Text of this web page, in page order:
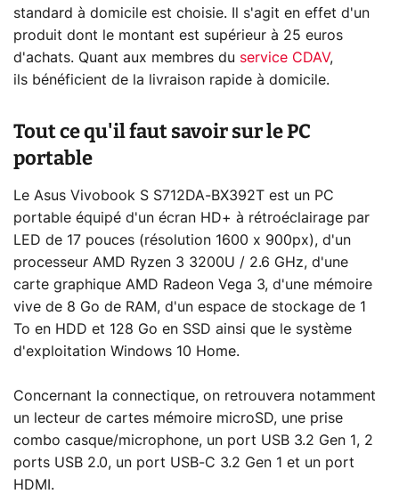
standard à domicile est choisie. Il s'agit en effet d'un
produit dont le montant est supérieur à 25 euros
d'achats. Quant aux membres du service CDAV,
ils bénéficient de la livraison rapide à domicile.
Tout ce qu'il faut savoir sur le PC
portable
Le Asus Vivobook S S712DA-BX392T est un PC
portable équipé d'un écran HD+ à rétroéclairage par
LED de 17 pouces (résolution 1600 x 900px), d'un
processeur AMD Ryzen 3 3200U / 2.6 GHz, d'une
carte graphique AMD Radeon Vega 3, d'une mémoire
vive de 8 Go de RAM, d'un espace de stockage de 1
To en HDD et 128 Go en SSD ainsi que le système
d'exploitation Windows 10 Home.
Concernant la connectique, on retrouvera notamment
un lecteur de cartes mémoire microSD, une prise
combo casque/microphone, un port USB 3.2 Gen 1, 2
ports USB 2.0, un port USB-C 3.2 Gen 1 et un port
HDMI.